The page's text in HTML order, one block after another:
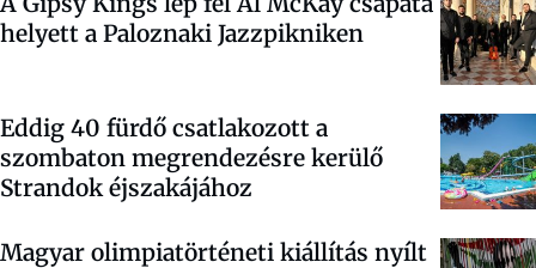
helyett a Paloznaki Jazzpikniken
Eddig 40 fürdő csatlakozott a
szombaton megrendezésre kerülő
Strandok éjszakájához
Magyar olimpiatörténeti kiállítás nyílt